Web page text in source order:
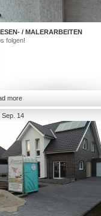
/ MALERARBEITEN
folgen!
more
Sep. 14